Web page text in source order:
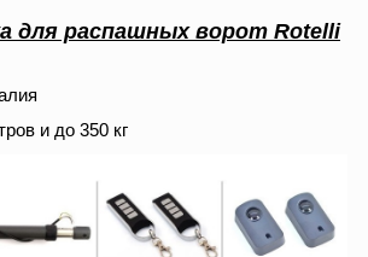
для распашных ворот Rotelli
и до 350 кг